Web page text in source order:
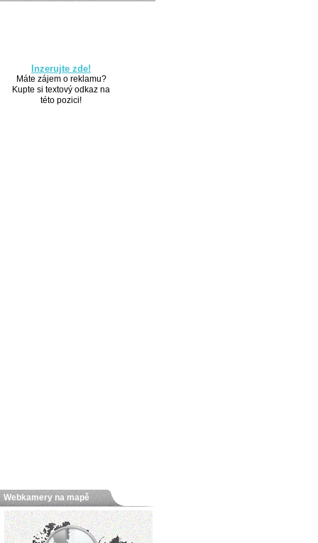
Inzerujte zde!
Máte zájem o reklamu?
Kupte si textový odkaz na
této pozici!
Webkamery na mapě